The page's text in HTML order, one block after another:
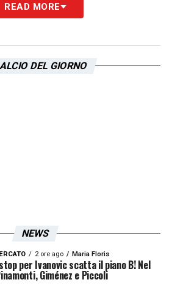
concluso con una
ci sia stata una
READ MORE
DEL GIORNO
NEWS
2 ore ago Maria Floris
per Ivanovic scatta il piano B! Nel
Giménez e Piccoli